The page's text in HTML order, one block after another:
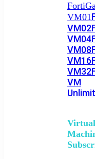
VM01
VM02
VM04
VM08
VM16
VM32
VM
Virtual